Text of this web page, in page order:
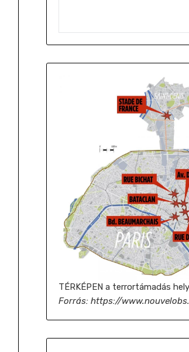
TÉRKÉPEN a terrortámadás
Forrás: https://